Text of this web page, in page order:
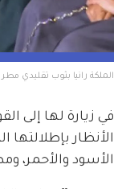
الملكة رانيا بثوب تقليدي
في زيارة لها إلى
الأنظار بإطلالتها
الأسود والأحمر،